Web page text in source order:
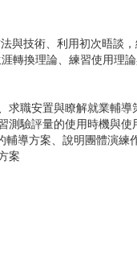
與技術、利用初次晤談
轉換理論、練習使用理
求職安置與瞭解就業輔導
測驗評量的使用時機與使
輔導方案、說明團體演練
案